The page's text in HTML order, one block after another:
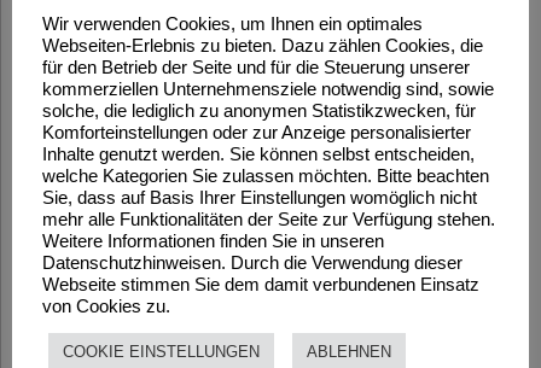
Wir verwenden Cookies, um Ihnen ein optimales
Webseiten-Erlebnis zu bieten. Dazu zählen Cookies, die
für den Betrieb der Seite und für die Steuerung unserer
kommerziellen Unternehmensziele notwendig sind, sowie
solche, die lediglich zu anonymen Statistikzwecken, für
Komforteinstellungen oder zur Anzeige personalisierter
Inhalte genutzt werden. Sie können selbst entscheiden,
welche Kategorien Sie zulassen möchten. Bitte beachten
Sie, dass auf Basis Ihrer Einstellungen womöglich nicht
mehr alle Funktionalitäten der Seite zur Verfügung stehen.
Weitere Informationen finden Sie in unseren
Datenschutzhinweisen. Durch die Verwendung dieser
Webseite stimmen Sie dem damit verbundenen Einsatz
von Cookies zu.
COOKIE EINSTELLUNGEN ABLEHNEN